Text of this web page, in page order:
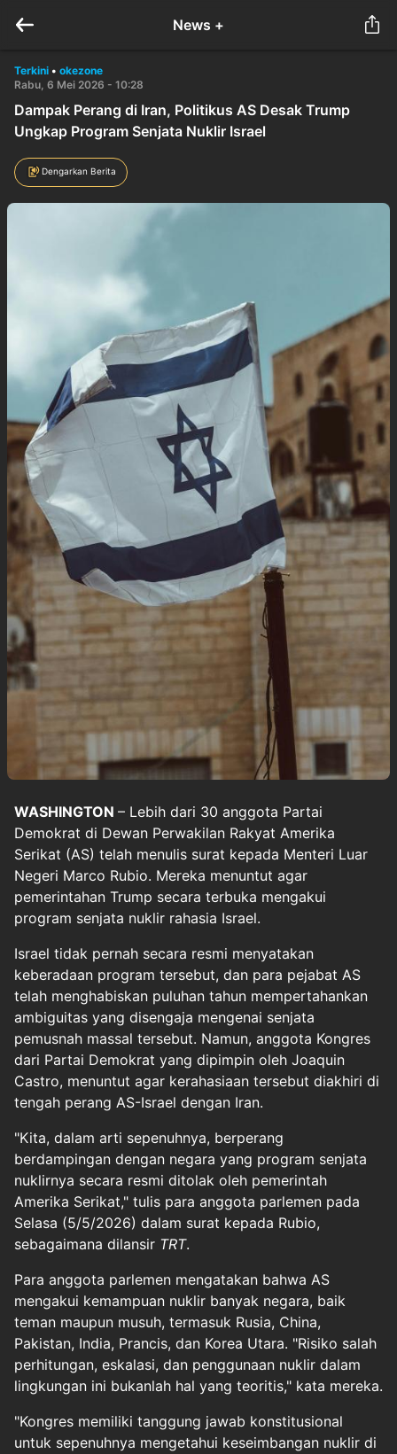
News +
Terkini • okezone
Rabu, 6 Mei 2026 - 10:28
Dampak Perang di Iran, Politikus AS Desak Trump
Ungkap Program Senjata Nuklir Israel
Dengarkan Berita
WASHINGTON – Lebih dari 30 anggota Partai
Demokrat di Dewan Perwakilan Rakyat Amerika
Serikat (AS) telah menulis surat kepada Menteri Luar
Negeri Marco Rubio. Mereka menuntut agar
pemerintahan Trump secara terbuka mengakui
program senjata nuklir rahasia Israel.
Israel tidak pernah secara resmi menyatakan
keberadaan program tersebut, dan para pejabat AS
telah menghabiskan puluhan tahun mempertahankan
ambiguitas yang disengaja mengenai senjata
pemusnah massal tersebut. Namun, anggota Kongres
dari Partai Demokrat yang dipimpin oleh Joaquin
Castro, menuntut agar kerahasiaan tersebut diakhiri di
tengah perang AS-Israel dengan Iran.
"Kita, dalam arti sepenuhnya, berperang
berdampingan dengan negara yang program senjata
nuklirnya secara resmi ditolak oleh pemerintah
Amerika Serikat," tulis para anggota parlemen pada
Selasa (5/5/2026) dalam surat kepada Rubio,
sebagaimana dilansir TRT.
Para anggota parlemen mengatakan bahwa AS
mengakui kemampuan nuklir banyak negara, baik
teman maupun musuh, termasuk Rusia, China,
Pakistan, India, Prancis, dan Korea Utara. "Risiko salah
perhitungan, eskalasi, dan penggunaan nuklir dalam
lingkungan ini bukanlah hal yang teoritis," kata mereka.
"Kongres memiliki tanggung jawab konstitusional
untuk sepenuhnya mengetahui keseimbangan nuklir di